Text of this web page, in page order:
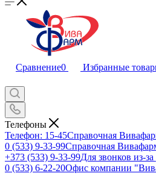
Сравнение0 Избранные
Телефоны
Телефон: 15-45Справочная
0 (533) 9-33-99Справочная
+373 (533) 9-33-99Для звонков из-
0 (533) 6-22-20Офис компании